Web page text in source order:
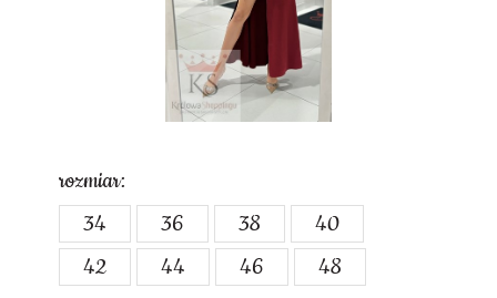
rozmiar:
34
36 38
40
42
44 46 48